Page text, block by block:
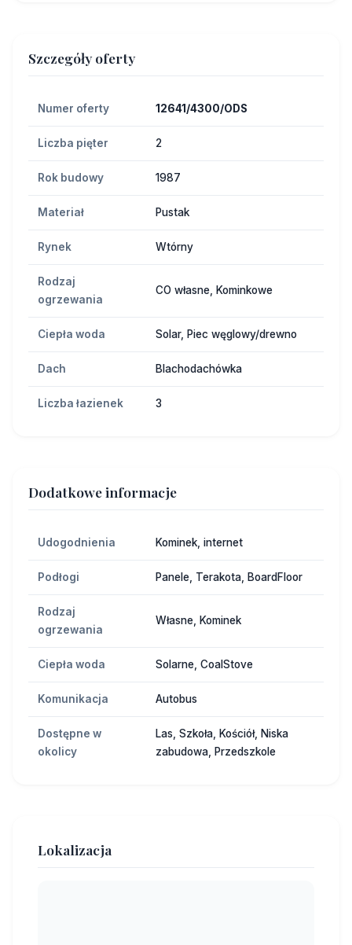
Szczegóły oferty
Numer oferty 12641/4300/ODS
Liczba pięter 2
Rok budowy 1987
Materiał Pustak
Rynek Wtórny
Rodzaj
ogrzewania
CO własne, Kominkowe
Ciepła woda Solar, Piec węglowy/drewno
Dach Blachodachówka
Liczba łazienek 3
Dodatkowe informacje
Udogodnienia Kominek, internet
Podłogi Panele, Terakota, BoardFloor
Rodzaj
ogrzewania
Własne, Kominek
Ciepła woda Solarne, CoalStove
Komunikacja Autobus
Dostępne w
okolicy
Las, Szkoła, Kościół, Niska
zabudowa, Przedszkole
Lokalizacja